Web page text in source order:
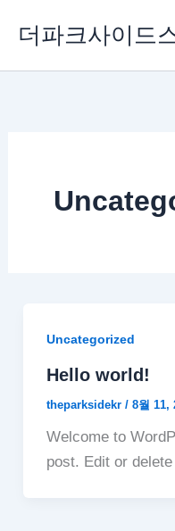
더파크사이드
Uncategorized
Hello world!
theparksidekr / 8월 11,
Welcome to
post. Edit or